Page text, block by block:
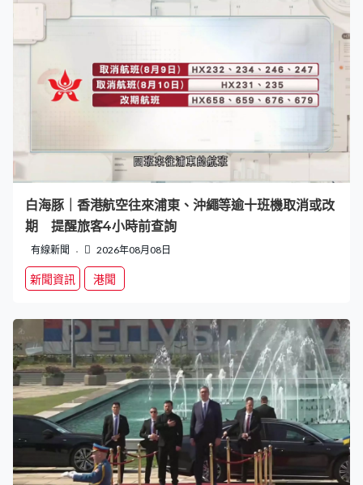
白海豚｜香港航空往來浦東、沖繩等逾十班機取消或改
期 提醒旅客4小時前查詢
有線新聞 2026年08月08日
新聞資訊 港聞